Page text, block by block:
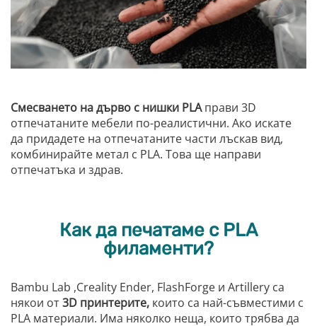
Смесването на дърво с нишки PLAправи 3D
отпечатаните мебели по-реалистични. Ако искате
да придадете на отпечатаните части лъскав вид,
комбинирайте метал с PLA. Това ще направи
отпечатъка и здрав.
Как да печатаме с PLA
филаменти?
Bambu Lab ,Creality Ender, FlashForge и Artillery са
някои от3D принтерите, които са най-съвместими с
PLA материали. Има няколко неща, които трябва да